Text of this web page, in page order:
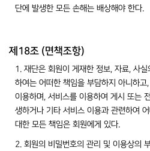
단에 발생한 모든 손해는 배상해야 한다.
제18조 (면책조항)
1. 재단은 회원이 게재한 정보, 자료, 사
하여는 어떠한 책임을 부담하지 아니하
이용하며, 서비스를 이용하여 게시 또는
생하거나 기타 서비스 이용과 관련하여
대한 모든 책임은 회원에게 있다.
2. 회원의 비밀번호의 관리 및 이용상의